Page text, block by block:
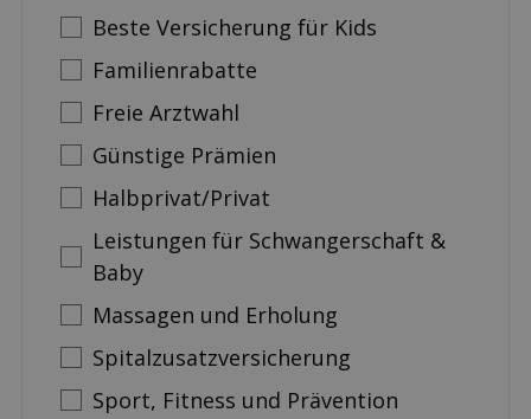
Beste Versicherung für Kids
Familienrabatte
Freie Arztwahl
Günstige Prämien
Halbprivat/Privat
Leistungen für Schwangerschaft &
Baby
Massagen und Erholung
Spitalzusatzversicherung
Sport, Fitness und Prävention